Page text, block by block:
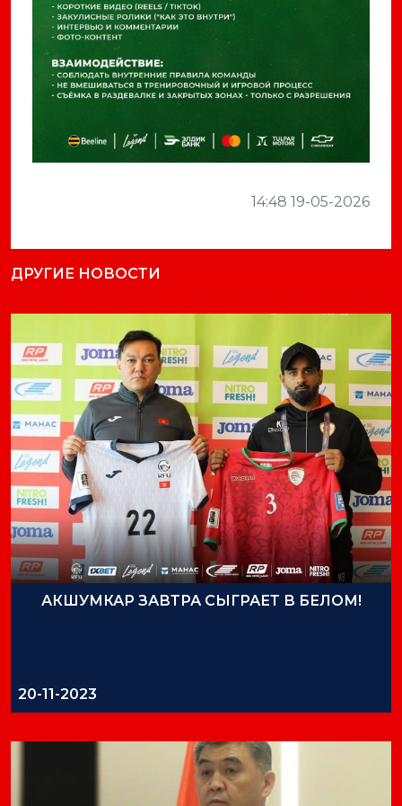
14:48 19-05-2026
ДРУГИЕ НОВОСТИ
АКШУМКАР ЗАВТРА СЫГРАЕТ В БЕЛОМ!
20-11-2023